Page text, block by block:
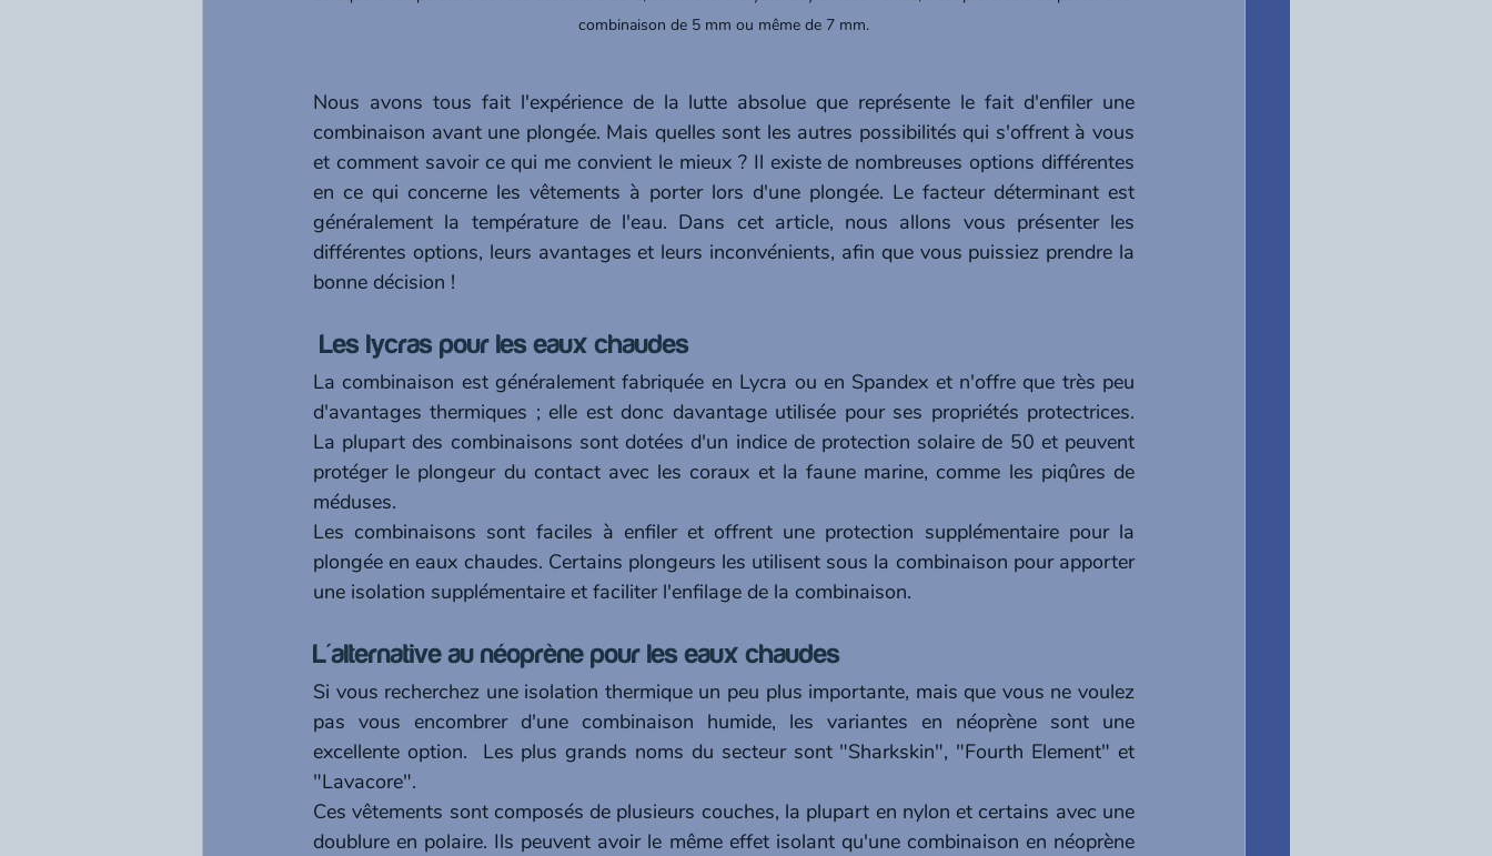
combinaison de 5 mm ou même de 7 mm.
Nous avons tous fait l'expérience de la lutte absolue que représente le fait d'enfiler une
combinaison avant une plongée. Mais quelles sont les autres possibilités qui s'offrent à vous
et comment savoir ce qui me convient le mieux ? Il existe de nombreuses options différentes
en ce qui concerne les vêtements à porter lors d'une plongée. Le facteur déterminant est
généralement la température de l'eau. Dans cet article, nous allons vous présenter les
différentes options, leurs avantages et leurs inconvénients, afin que vous puissiez prendre la
bonne décision !
Les lycras pour les eaux chaudes
La combinaison est généralement fabriquée en Lycra ou en Spandex et n'offre que très peu
d'avantages thermiques ; elle est donc davantage utilisée pour ses propriétés protectrices.
La plupart des combinaisons sont dotées d'un indice de protection solaire de 50 et peuvent
protéger le plongeur du contact avec les coraux et la faune marine, comme les piqûres de
méduses.
Les combinaisons sont faciles à enfiler et offrent une protection supplémentaire pour la
plongée en eaux chaudes. Certains plongeurs les utilisent sous la combinaison pour apporter
une isolation supplémentaire et faciliter l'enfilage de la combinaison.
L'alternative au néoprène pour les eaux chaudes
Si vous recherchez une isolation thermique un peu plus importante, mais que vous ne voulez
pas vous encombrer d'une combinaison humide, les variantes en néoprène sont une
excellente option.  Les plus grands noms du secteur sont "Sharkskin", "Fourth Element" et
"Lavacore".
Ces vêtements sont composés de plusieurs couches, la plupart en nylon et certains avec une
doublure en polaire. Ils peuvent avoir le même effet isolant qu'une combinaison en néoprène